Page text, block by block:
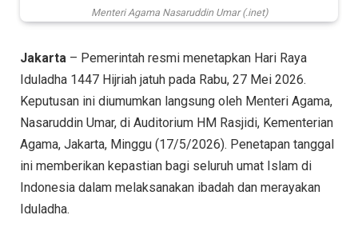
Menteri Agama Nasaruddin Umar (.inet)
Jakarta – Pemerintah resmi menetapkan Hari Raya
Iduladha 1447 Hijriah jatuh pada Rabu, 27 Mei 2026.
Keputusan ini diumumkan langsung oleh Menteri Agama,
Nasaruddin Umar, di Auditorium HM Rasjidi, Kementerian
Agama, Jakarta, Minggu (17/5/2026). Penetapan tanggal
ini memberikan kepastian bagi seluruh umat Islam di
Indonesia dalam melaksanakan ibadah dan merayakan
Iduladha.